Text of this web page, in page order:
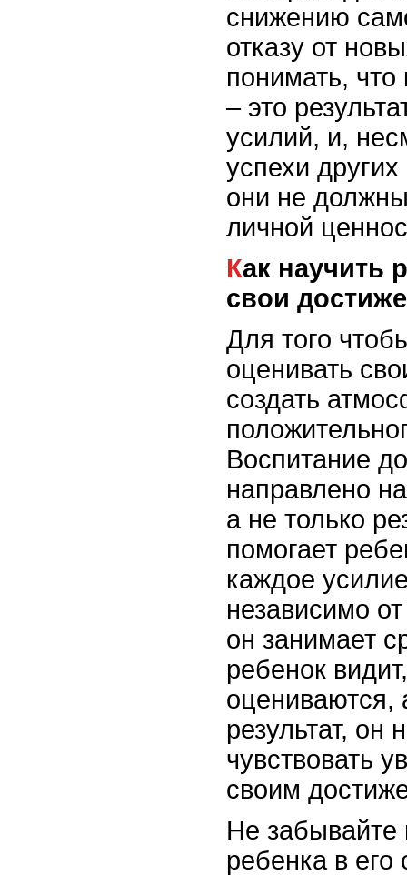
снижению
отказу от
понимать,
– это
усилий, и,
успехи
они не
личной
Как научить ребенка уважать
свои
Для того
оценивать
создать
Воспитание
направлено
а не только
помогает
каждое
независимо
он занимает
ребенок
оцениваются,
результат, он
чувствовать
своим
Не забывайте
ребенка в его